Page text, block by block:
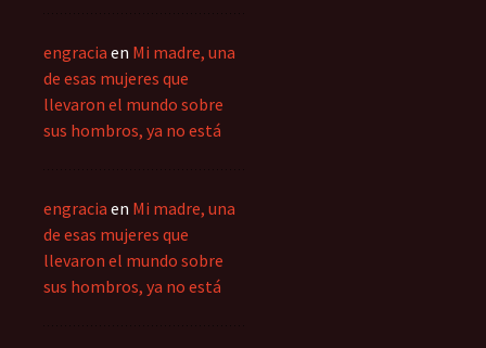
engracia en Mi madre, una
de esas mujeres que
llevaron el mundo sobre
sus hombros, ya no está
engracia en Mi madre, una
de esas mujeres que
llevaron el mundo sobre
sus hombros, ya no está